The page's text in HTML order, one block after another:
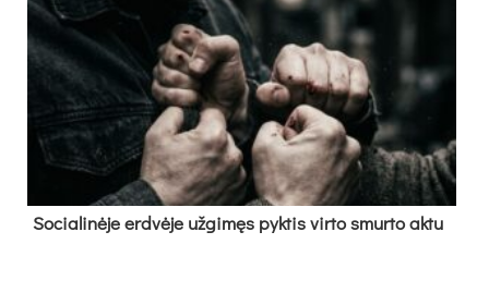
So­cia­li­nė­je erd­vė­je už­gi­męs pyk­tis vir­to smur­to ak­tu